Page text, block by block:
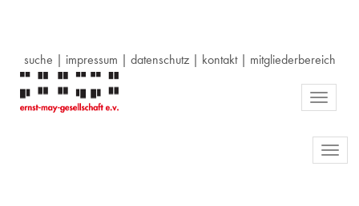
suche | impressum | datenschutz| kontakt| mitgliederbereich
Toggle